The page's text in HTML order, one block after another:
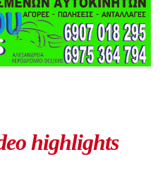
highlights